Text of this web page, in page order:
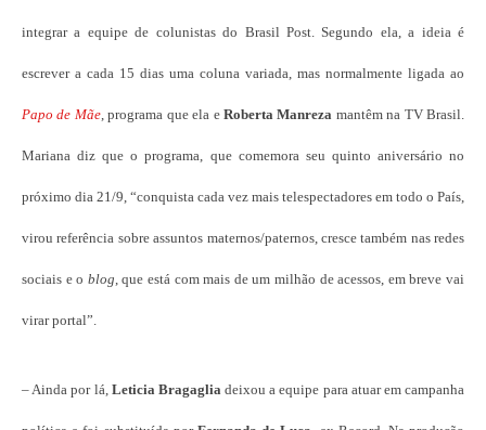
integrar a equipe de colunistas do Brasil Post. Segundo ela, a ideia é
escrever a cada 15 dias uma coluna variada, mas normalmente ligada ao
Papo de Mãe, programa que ela e Roberta Manreza mantêm na TV Brasil.
Mariana diz que o programa, que comemora seu quinto aniversário no
próximo dia 21/9, “conquista cada vez mais telespectadores em todo o País,
virou referência sobre assuntos maternos/paternos, cresce também nas redes
sociais e o blog , que está com mais de um milhão de acessos, em breve vai
virar portal”.
– Ainda por lá, Leticia Bragaglia deixou a equipe para atuar em campanha